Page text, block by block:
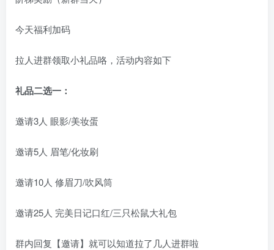
今天福利加码
拉人进群领取小礼品咯，活动内容如下
礼品二选一：
邀请3人 眼影/美妆蛋
邀请5人 眉笔/化妆刷
邀请10人 修眉刀/吹风筒
邀请25人 完美日记口红/三只松鼠大礼包
群内回复【邀请】就可以知道拉了几人进群啦